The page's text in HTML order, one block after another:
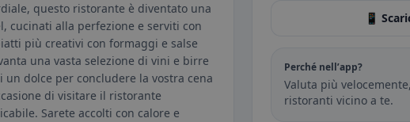
questo ristorante è diventato una
cucinati alla perfezione e serviti con
più creativi con formaggi e salse
una vasta selezione di vini e birre
dolce per concludere la vostra cena
di visitare il ristorante
Sarete accolti con calore e
📱
Perché nell’app?
Valuta più
ristoranti vicino a te.